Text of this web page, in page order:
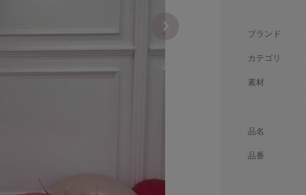
ブランド
カテゴリ
素材
品名
品番